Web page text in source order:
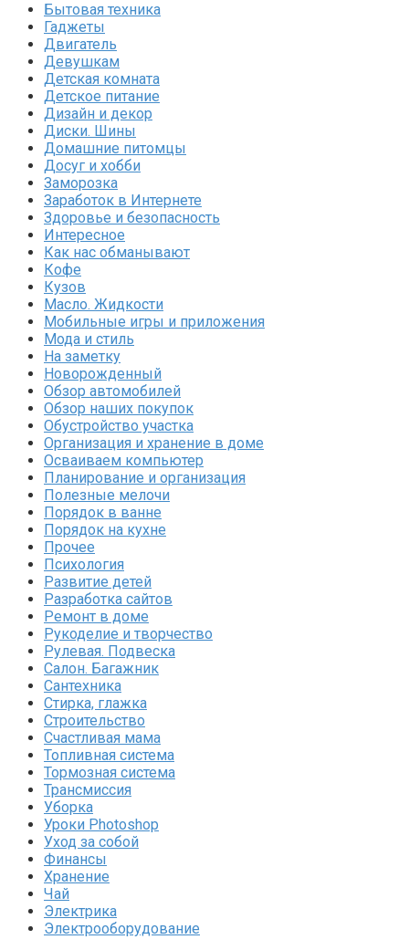
Бытовая техника
Гаджеты
Двигатель
Девушкам
Детская комната
Детское питание
Дизайн и декор
Диски. Шины
Домашние питомцы
Досуг и хобби
Заморозка
Заработок в Интернете
Здоровье и безопасность
Интересное
Как нас обманывают
Кофе
Кузов
Масло. Жидкости
Мобильные игры и приложения
Мода и стиль
На заметку
Новорожденный
Обзор автомобилей
Обзор наших покупок
Обустройство участка
Организация и хранение в доме
Осваиваем компьютер
Планирование и организация
Полезные мелочи
Порядок в ванне
Порядок на кухне
Прочее
Психология
Развитие детей
Разработка сайтов
Ремонт в доме
Рукоделие и творчество
Рулевая. Подвеска
Салон. Багажник
Сантехника
Стирка, глажка
Строительство
Счастливая мама
Топливная система
Тормозная система
Трансмиссия
Уборка
Уроки Photoshop
Уход за собой
Финансы
Хранение
Чай
Электрика
Электрооборудование